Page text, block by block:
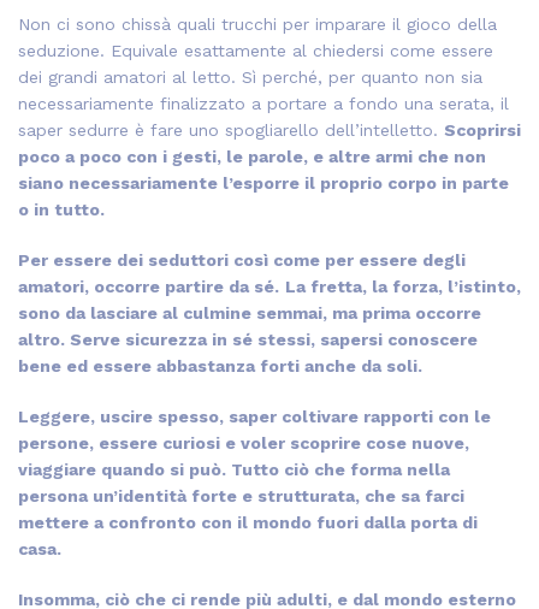
Non ci sono chissà quali trucchi per imparare il gioco della
seduzione. Equivale esattamente al chiedersi come essere
dei grandi amatori al letto. Sì perché, per quanto non sia
necessariamente finalizzato a portare a fondo una serata, il
saper sedurre è fare uno spogliarello dell’intelletto. Scoprirsi
poco a poco con i gesti, le parole, e altre armi che non
siano necessariamente l’esporre il proprio corpo in parte
o in tutto.
Per essere dei seduttori così come per essere degli
amatori, occorre partire da sé. La fretta, la forza, l’istinto,
sono da lasciare al culmine semmai, ma prima occorre
altro. Serve sicurezza in sé stessi, sapersi conoscere
bene ed essere abbastanza forti anche da soli.
Leggere, uscire spesso, saper coltivare rapporti con le
persone, essere curiosi e voler scoprire cose nuove,
viaggiare quando si può. Tutto ciò che forma nella
persona un’identità forte e strutturata, che sa farci
mettere a confronto con il mondo fuori dalla porta di
casa.
Insomma, ciò che ci rende più adulti, e dal mondo esterno